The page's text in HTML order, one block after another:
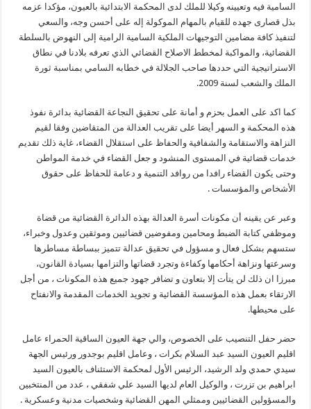
السامية فيه وتعيينه وكيلا للملك لدى المحكمة الابتدائية بالعيون، مؤكدا عزمه
بذل قصارى جهده للقيام بالمهام الموكولة إله على أحسن وجه، والسعي
لتنفيذ كافة مضامين التوجيهات الملكية السامية الرامية إلى النهوض بالسلطة
القضائية، والمواكبة لمخطط الاصلاح القضائي الذي تعرفه بلادنا في نطاق
الاستراتيجية التي حددها صاحب الجلالة في خطابه السامي بمناسبة ثورة
الملك والشعب لسنة 2009.
كما اكد على العمل بحزم و أمانة على تحقيق النجاعة القضائية بدائرة نفوذ
هذه المحكمة و السهر أيضا على تقريب العدالة من المتقاضين وفقا لقيم
النزاهة والاستقامة والشفافية والحفاظ على استقلال القضاء، غاية ذلك تقديم
خدمات قضائية في المستوى المنشود و جعل القضاء في خدمة المواطن
وحتى يكون القضاء رافدا من روافد التنمية و دعامة للحفاظ على حقوق
الأشخاص والمؤسسات .
وعبر عن يقينه أن مكونات أسرة العدالة بهذه الدائرة القضائية من قضاة
وموظفي كتابة الضبط ومحامين ومفوضين قضائيين وموثقين وعدول وخبراء،
ستسهم بشكل فعال و مسؤول في تحقيق عدالة تتميز ببساطة مساطرها
وسرعتها ونزاهة أحكامها وكفاءة وتجرد قضاتها والتزامها بسيادة القانون،
مبرزا ان ذلك لن يتأت إلا بتعاون و تضافر جهود جميع هذه المكونات ، من أجل
الارتقاء بعمل هذه المؤسسة القضائية و تجويد الخدمات المقدمة والانفتاح
على محيطها.
حضر حفل التنصيب على الخصوص، والي جهة العيون الساقية الحمراء عامل
اقليم العيون السيد عبد السلام بكرات ، وعامل اقليم بوجدور ورئيس الجهة
سيدي حمدي ولد الرشيد، الرئيس الأول لمحكمة الاستئناف بالعيون السيد
ابراهيم بن تزرت ، والوكيل العام لديها السيد علي شفقي ، عدد من المنتخبين
والمسؤولين القضائيين وممثلي المهن القضائية وشخصيات مدنية وعسكرية .